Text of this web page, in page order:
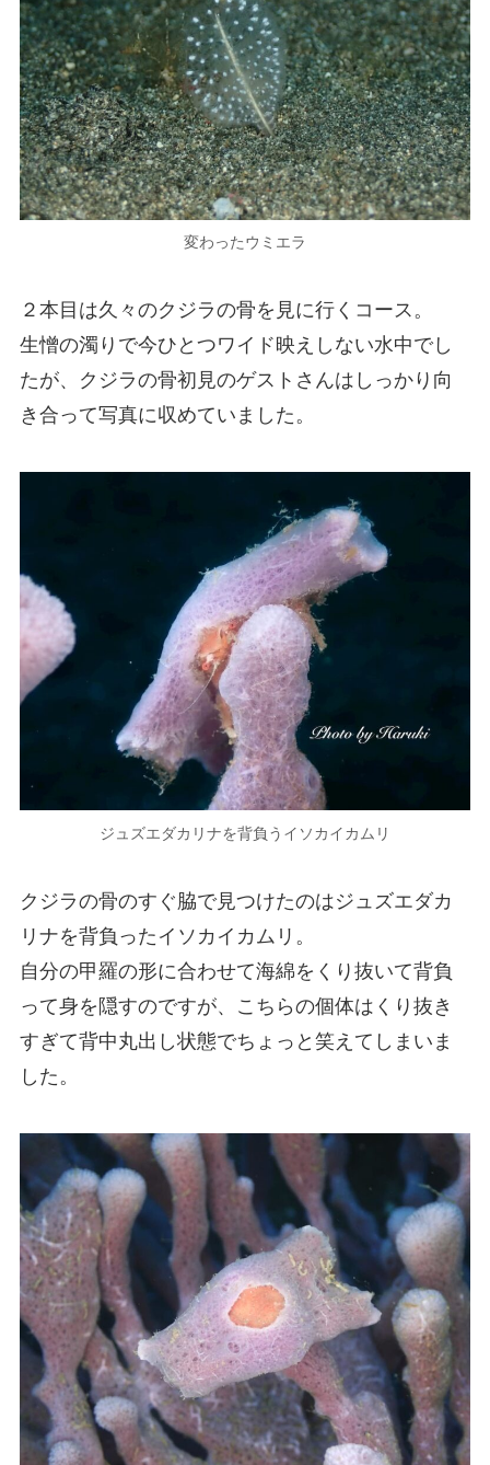
変わったウミエラ
２本目は久々のクジラの骨を見に行くコース。
生憎の濁りで今ひとつワイド映えしない水中でし
たが、クジラの骨初見のゲストさんはしっかり向
き合って写真に収めていました。
ジュズエダカリナを背負うイソカイカムリ
クジラの骨のすぐ脇で見つけたのはジュズエダカ
リナを背負ったイソカイカムリ。
自分の甲羅の形に合わせて海綿をくり抜いて背負
って身を隠すのですが、こちらの個体はくり抜き
すぎて背中丸出し状態でちょっと笑えてしまいま
した。